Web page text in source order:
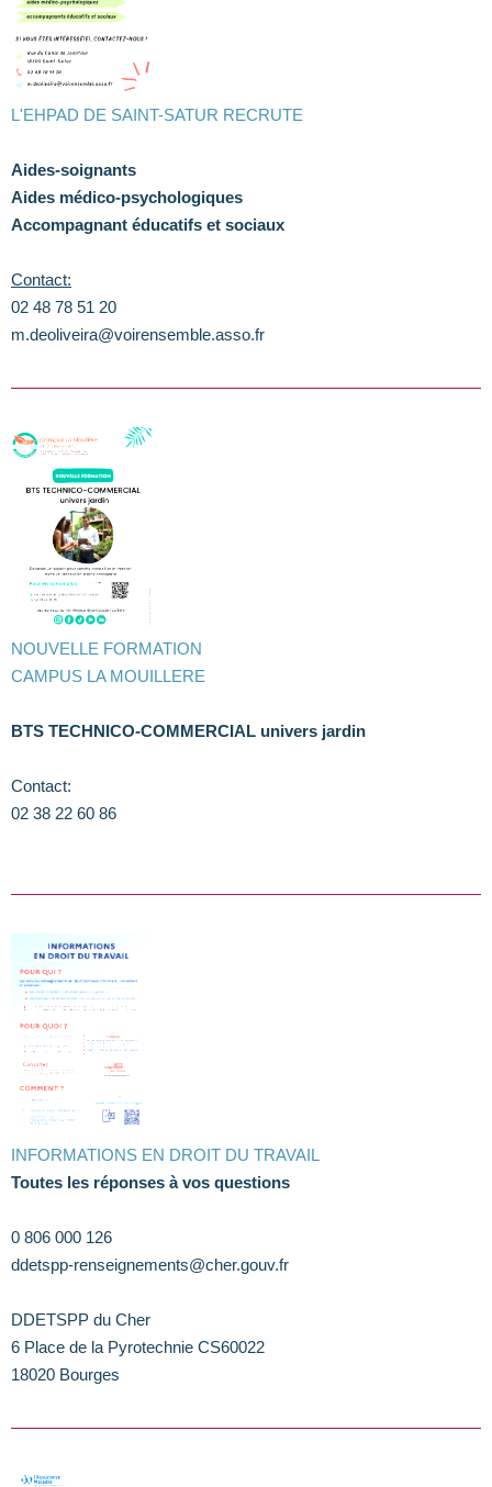
L'EHPAD DE SAINT-SATUR RECRUTE
Aides-soignants
Aides médico-psychologiques
Accompagnant éducatifs et sociaux
Contact:
02 48 78 51 20
m.deoliveira@voirensemble.asso.fr
NOUVELLE FORMATION
CAMPUS LA MOUILLERE
BTS TECHNICO-COMMERCIAL univers jardin
Contact:
02 38 22 60 86
INFORMATIONS EN DROIT DU TRAVAIL
Toutes les réponses à vos questions
0 806 000 126
ddetspp-renseignements@cher.gouv.fr
DDETSPP du Cher
6 Place de la Pyrotechnie CS60022
18020 Bourges